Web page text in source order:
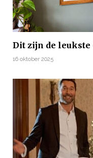
Dit zijn de
16 oktober 2025